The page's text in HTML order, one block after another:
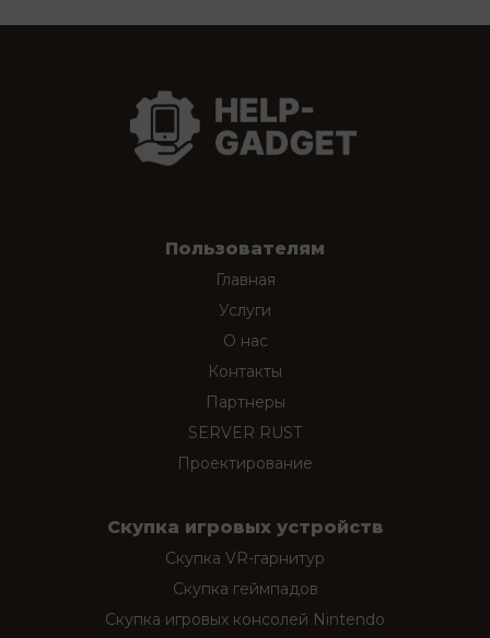
Пользователям
Главная
Услуги
О нас
Контакты
Партнеры
SERVER RUST
Проектирование
Скупка игровых устройств
Скупка VR-гарнитур
Скупка геймпадов
Скупка игровых консолей Nintendo